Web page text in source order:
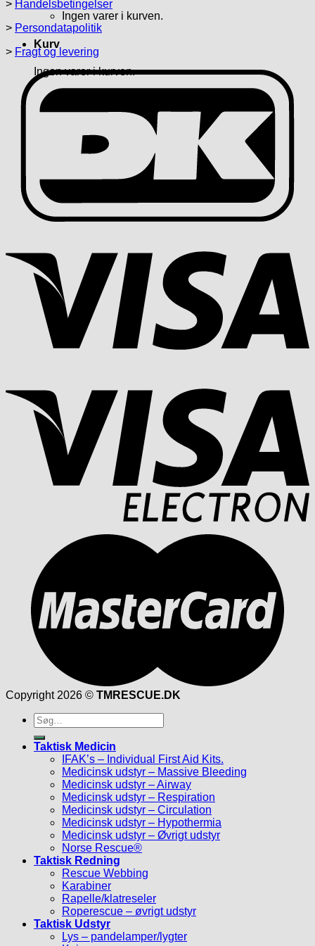
Ingen varer i kurven.
Kurv
Ingen varer i kurven.
> Handelsbetingelser
> Persondatapolitik
> Fragt og levering
Copyright 2026 © TMRESCUE.DK
Søg
efter:
Taktisk Medicin
IFAK’s – Individual First Aid Kits.
Medicinsk udstyr – Massive Bleeding
Medicinsk udstyr – Airway
Medicinsk udstyr – Respiration
Medicinsk udstyr – Circulation
Medicinsk udstyr – Hypothermia
Medicinsk udstyr – Øvrigt udstyr
Norse Rescue®
Taktisk Redning
Rescue Webbing
Karabiner
Rapelle/klatreseler
Roperescue – øvrigt udstyr
Taktisk Udstyr
Lys – pandelamper/lygter